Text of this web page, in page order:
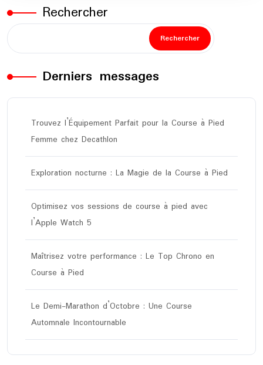
Rechercher
Rechercher
Derniers messages
Trouvez l’Équipement Parfait pour la Course à Pied
Femme chez Decathlon
Exploration nocturne : La Magie de la Course à Pied
Optimisez vos sessions de course à pied avec
l’Apple Watch 5
Maîtrisez votre performance : Le Top Chrono en
Course à Pied
Le Demi-Marathon d’Octobre : Une Course
Automnale Incontournable